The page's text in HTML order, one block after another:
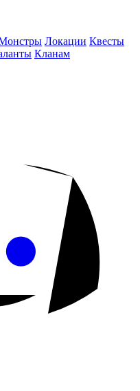
Локации Квесты
Кланам